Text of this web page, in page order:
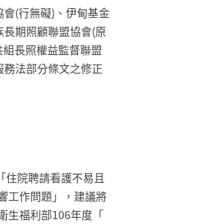
(行無礙)、伊甸基金
期照顧聯盟協會(原
長照權益監督聯盟
法部分條文之修正
住院聘請看護不易且
工作問題」，建議將
生福利部106年度「